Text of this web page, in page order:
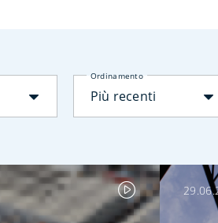
Ordinamento
Più recenti